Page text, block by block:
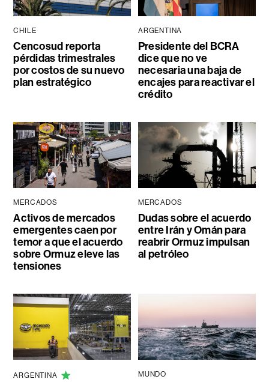
CHILE
Cencosud reporta
pérdidas trimestrales
por costos de su nuevo
plan estratégico
ARGENTINA
Presidente del BCRA
dice que no ve
necesaria una baja de
encajes para reactivar el
crédito
MERCADOS
Activos de mercados
emergentes caen por
temor a que el acuerdo
sobre Ormuz eleve las
tensiones
MERCADOS
Dudas sobre el acuerdo
entre Irán y Omán para
reabrir Ormuz impulsan
al petróleo
ARGENTINA MUNDO